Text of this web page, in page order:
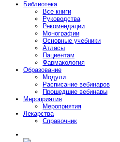
Библиотека
Все книги
Руководства
Рекомендации
Монографии
Основные учебники
Атласы
Пациентам
Фармакология
Образование
Модули
Расписание вебинаров
Прошедшие вебинары
Мероприятия
Мероприятия
Лекарства
Справочник